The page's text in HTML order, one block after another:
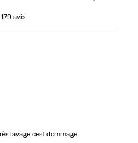
avis
lavage c’est dommage